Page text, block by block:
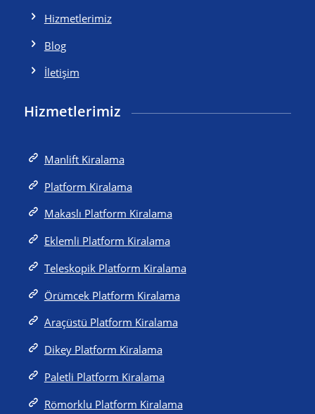
Hizmetlerimiz
Blog
İletişim
Hizmetlerimiz
Manlift Kiralama
Platform Kiralama
Makaslı Platform Kiralama
Eklemli Platform Kiralama
Teleskopik Platform Kiralama
Örümcek Platform Kiralama
Araçüstü Platform Kiralama
Dikey Platform Kiralama
Paletli Platform Kiralama
Römorklu Platform Kiralama